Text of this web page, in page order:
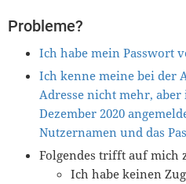
Probleme?
Ich habe mein Passwort
Ich kenne meine bei der
Adresse nicht mehr,
Dezember 2020
Nutzernamen und das
Folgendes trifft auf mich
Ich habe keinen